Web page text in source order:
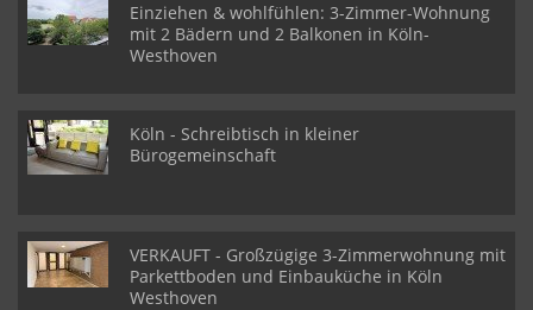
Einziehen & wohlfühlen: 3-Zimmer-Wohnung
mit 2 Bädern und 2 Balkonen in Köln-
Westhoven
Köln - Schreibtisch in kleiner
Bürogemeinschaft
VERKAUFT - Großzügige 3-Zimmerwohnung mit
Parkettboden und Einbauküche in Köln
Westhoven